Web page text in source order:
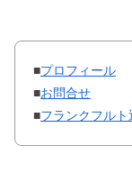
■プロフィール
■お問合せ
■フランクフル